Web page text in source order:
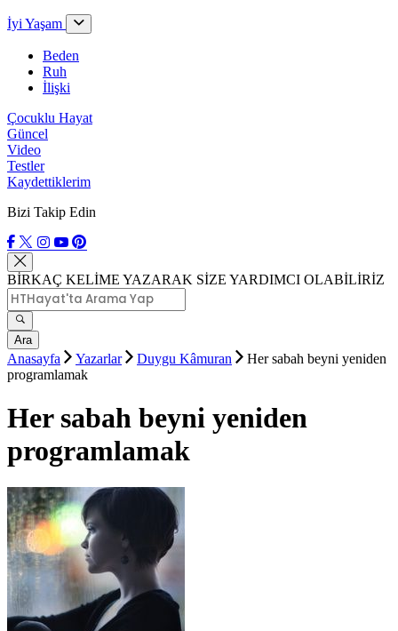
İyi Yaşam
Beden
Ruh
İlişki
Çocuklu Hayat
Güncel
Video
Testler
Kaydettiklerim
Bizi Takip Edin
BİRKAÇ KELİME YAZARAK SİZE YARDIMCI OLABİLİRİZ
Ara
Anasayfa Yazarlar Duygu Kâmuran
Her sabah beyni yeniden
programlamak
Her sabah beyni yeniden
programlamak